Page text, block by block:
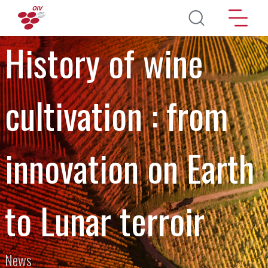
Direkt zum Inhalt
History of wine
cultivation : from
innovation on Earth
to Lunar terroir
News